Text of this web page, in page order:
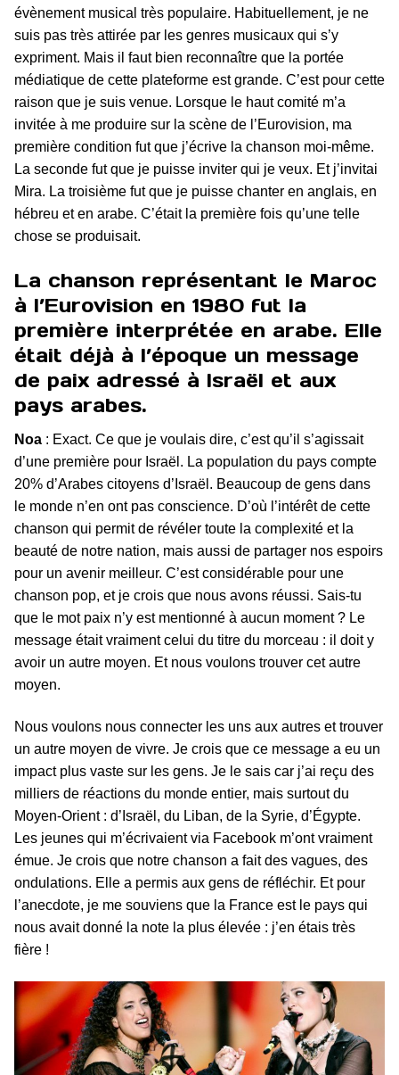
évènement musical très populaire. Habituellement, je ne
suis pas très attirée par les genres musicaux qui s’y
expriment. Mais il faut bien reconnaître que la portée
médiatique de cette plateforme est grande. C’est pour cette
raison que je suis venue. Lorsque le haut comité m’a
invitée à me produire sur la scène de l’Eurovision, ma
première condition fut que j’écrive la chanson moi-même.
La seconde fut que je puisse inviter qui je veux. Et j’invitai
Mira. La troisième fut que je puisse chanter en anglais, en
hébreu et en arabe. C’était la première fois qu’une telle
chose se produisait.
La chanson représentant le Maroc
à l’Eurovision en 1980 fut la
première interprétée en arabe. Elle
était déjà à l’époque un message
de paix adressé à Israël et aux
pays arabes.
Noa : Exact. Ce que je voulais dire, c’est qu’il s’agissait
d’une première pour Israël. La population du pays compte
20% d’Arabes citoyens d’Israël. Beaucoup de gens dans
le monde n’en ont pas conscience. D’où l’intérêt de cette
chanson qui permit de révéler toute la complexité et la
beauté de notre nation, mais aussi de partager nos espoirs
pour un avenir meilleur. C’est considérable pour une
chanson pop, et je crois que nous avons réussi. Sais-tu
que le mot paix n’y est mentionné à aucun moment ? Le
message était vraiment celui du titre du morceau : il doit y
avoir un autre moyen. Et nous voulons trouver cet autre
moyen.
Nous voulons nous connecter les uns aux autres et trouver
un autre moyen de vivre. Je crois que ce message a eu un
impact plus vaste sur les gens. Je le sais car j’ai reçu des
milliers de réactions du monde entier, mais surtout du
Moyen-Orient : d’Israël, du Liban, de la Syrie, d’Égypte.
Les jeunes qui m’écrivaient via Facebook m’ont vraiment
émue. Je crois que notre chanson a fait des vagues, des
ondulations. Elle a permis aux gens de réfléchir. Et pour
l’anecdote, je me souviens que la France est le pays qui
nous avait donné la note la plus élevée : j’en étais très
fière !